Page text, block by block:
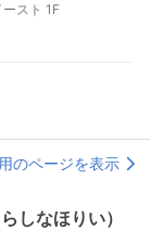
スト 1F
のページを表示
しなほりい）